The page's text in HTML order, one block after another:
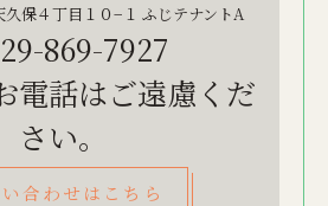
保４丁目１０−１ ふじテナントA
869-7927
電話はご遠慮くだ
さい。
合わせはこちら